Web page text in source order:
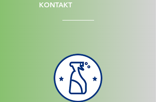
KONTAKT